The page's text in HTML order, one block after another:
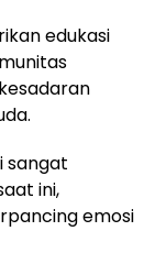
edukasi
sangat
ini,
emosi